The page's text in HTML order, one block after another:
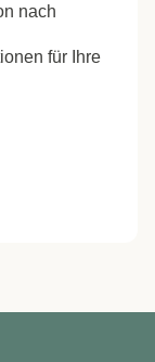
nach
für Ihre